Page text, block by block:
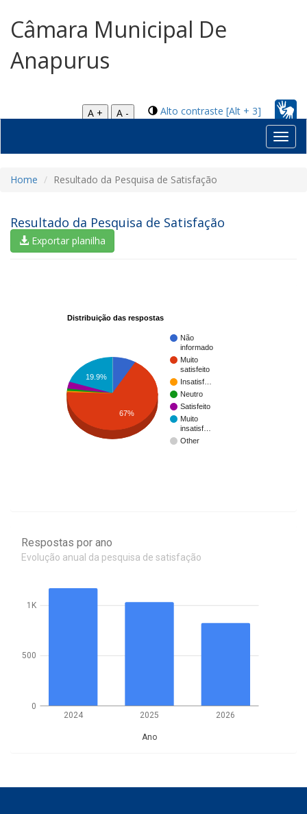
Câmara Municipal De
Anapurus
Alto contraste [Alt + 3]
A +
A -
Home Resultado da Pesquisa de Satisfação
Resultado da Pesquisa de Satisfação
Exportar planilha
Distribuição das respostas
Não
informado
Muito
satisfeito
Insatisf…
Neutro
Satisfeito
Muito
insatisf…
Other
19.9%
67%
Respostas por ano
Evolução anual da pesquisa de satisfação
2024 2025 2026
Ano
0
500
1K